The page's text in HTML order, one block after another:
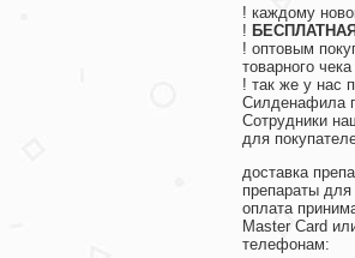
! каждому
!
! оптовым
товарного чека
! так же у нас
Силденафила
Cотрудники
для
доставка
препараты
оплата
Master Card
телефонам: